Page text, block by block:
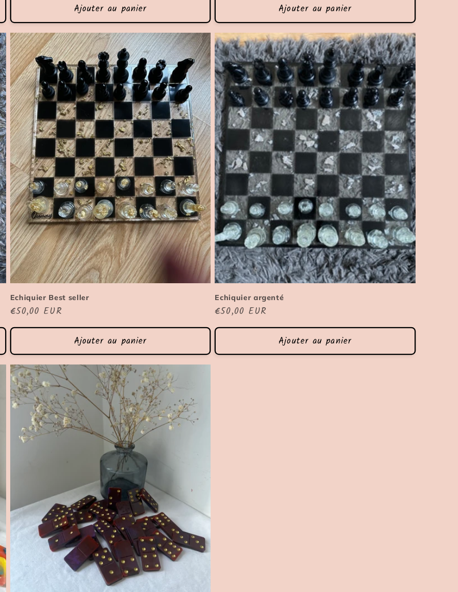
Ajouter au panier Ajouter au panier
Echiquier Best seller
Prix
habituel
€50,00 EUR
Ajouter au panier
Echiquier argenté
Prix
habituel
€50,00 EUR
Ajouter au panier